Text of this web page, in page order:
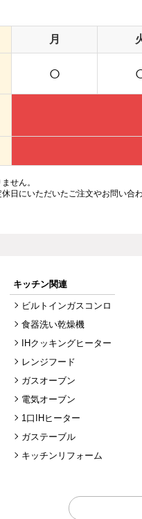
月
○
せん。
日にいただいたご注文やお問い合
キッチン関連
ビルトインガスコンロ
食器洗い乾燥機
IHクッキングヒーター
レンジフード
ガスオーブン
電気オーブン
1口IHヒーター
ガステーブル
キッチンリフォーム